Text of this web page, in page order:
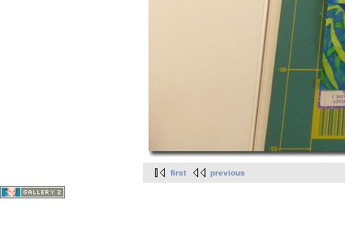
first previous